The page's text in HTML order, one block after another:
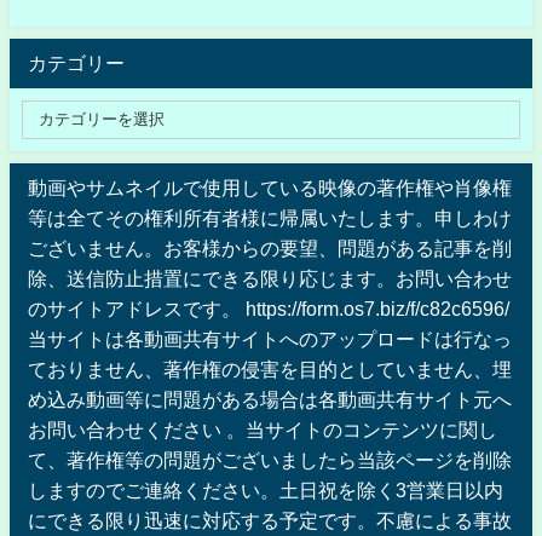
カテゴリー
動画やサムネイルで使用している映像の著作権や肖像権
等は全てその権利所有者様に帰属いたします。申しわけ
ございません。お客様からの要望、問題がある記事を削
除、送信防止措置にできる限り応じます。お問い合わせ
のサイトアドレスです。 https://form.os7.biz/f/c82c6596/
当サイトは各動画共有サイトへのアップロードは行なっ
ておりません、著作権の侵害を目的としていません、埋
め込み動画等に問題がある場合は各動画共有サイト元へ
お問い合わせください 。当サイトのコンテンツに関し
て、著作権等の問題がございましたら当該ページを削除
しますのでご連絡ください。土日祝を除く3営業日以内
にできる限り迅速に対応する予定です。不慮による事故